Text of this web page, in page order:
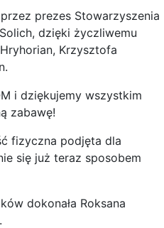
prezes Stowarzyszenia
dzięki życzliwemu
Krzysztofa
i dziękujemy wszystkim
zabawę!
fizyczna podjęta dla
się już teraz sposobem
dokonała Roksana